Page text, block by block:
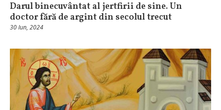
Darul binecuvântat al jertfirii de sine. Un
doctor fără de argint din secolul trecut
30 Iun, 2024